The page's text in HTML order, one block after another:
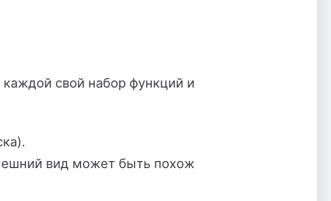
свой набор функций и
вид может быть похож